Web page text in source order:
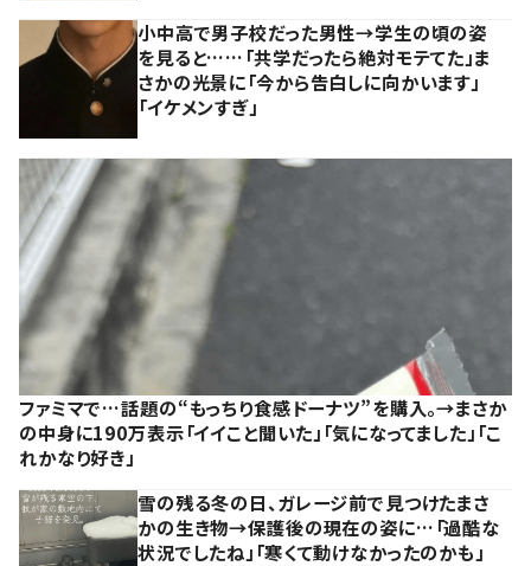
小中高で男子校だった男性→学生の頃の姿
を見ると……「共学だったら絶対モテてた」ま
さかの光景に「今から告白しに向かいます」
「イケメンすぎ」
ファミマで…話題の“もっちり食感ドーナツ”を購入。→まさか
の中身に190万表示「イイこと聞いた」「気になってました」「こ
れかなり好き」
雪の残る冬の日、ガレージ前で見つけたまさ
かの生き物→保護後の現在の姿に…「過酷な
状況でしたね」「寒くて動けなかったのかも」